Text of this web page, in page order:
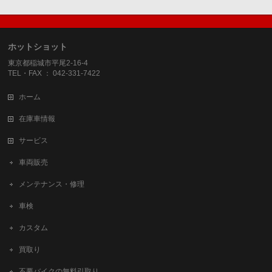
ホットショット
東京都稲城市平尾2-16-4
TEL・FAX ： 042-331-7422
ホーム
在庫車情報
サービス
車両販売
メンテナンス・修理
車検
カスタム
買取り